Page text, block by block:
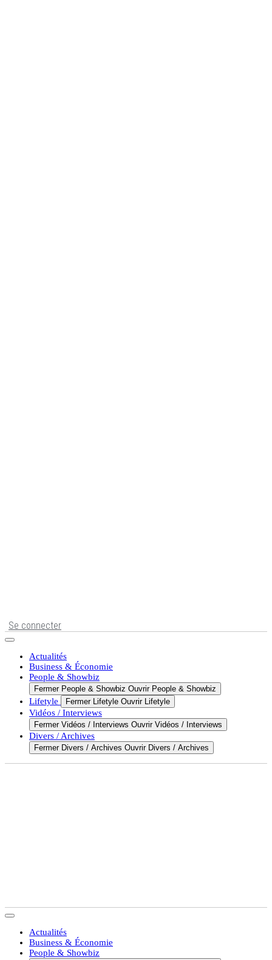
Se connecter
Actualités
Business & Économie
People & Showbiz
Fermer People & Showbiz Ouvrir People & Showbiz
Lifetyle Fermer Lifetyle Ouvrir Lifetyle
Vidéos / Interviews
Fermer Vidéos / Interviews Ouvrir Vidéos / Interviews
Divers / Archives
Fermer Divers / Archives Ouvrir Divers / Archives
Actualités
Business & Économie
People & Showbiz